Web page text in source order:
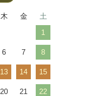
木 金
土
1
6 7 8
13 14 15
20 21 22